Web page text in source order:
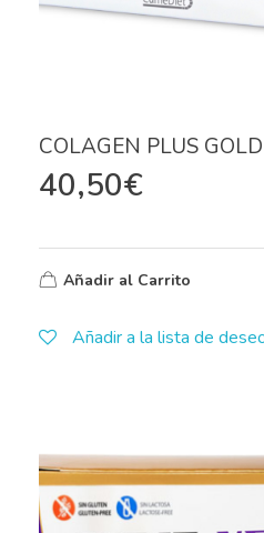
COLAGEN PLUS
40,50€
Añadir al Carrito
Añadir a la lista de